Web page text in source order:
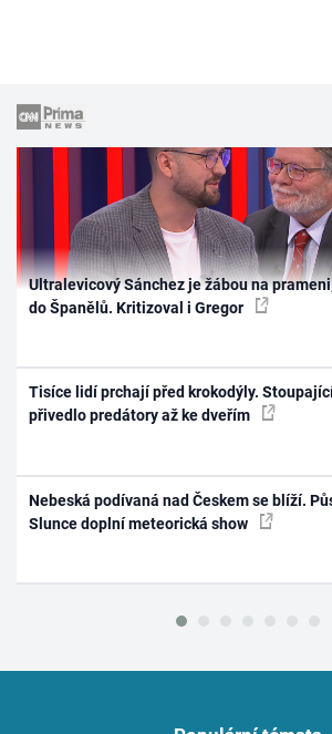
Ultralevicový Sánchez je žábou na
do Španělů. Kritizoval i Gregor
Tisíce lidí prchají před krokodýly.
přivedlo predátory až ke dveřím
Nebeská podívaná nad Českem se blíží.
Slunce doplní meteorická show